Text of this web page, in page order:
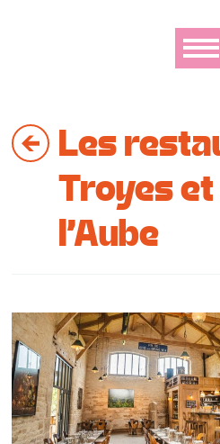
Explorer
Bouger
Se loger
Se restaurer
Les
Troyes
l’Aube